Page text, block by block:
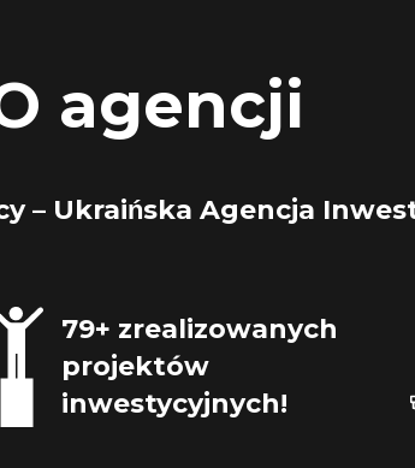
agencji
– Ukraińska Agencja
79+ zrealizowanych
projektów
inwestycyjnych!